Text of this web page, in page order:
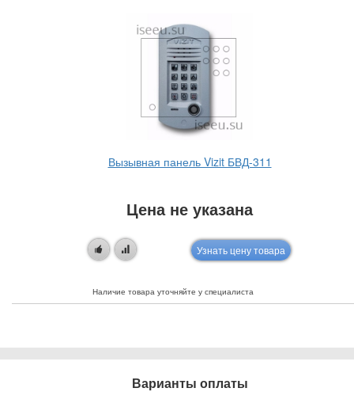
Вызывная панель Vizit БВД-311
Цена не указана
Узнать цену товара
Наличие товара уточняйте у специалиста
Варианты оплаты